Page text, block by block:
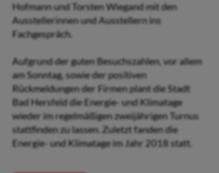
Hofmann und Torsten Wiegand mit den
Ausstellerinnen und Ausstellern ins
Fachgespräch.
Aufgrund der guten Besuchszahlen, vor allem
am Sonntag, sowie der positiven
Rückmeldungen der Firmen plant die Stadt
Bad Hersfeld die Energie- und Klimatage
wieder im regelmäßigen zweijährigen Turnus
stattfinden zu lassen. Zuletzt fanden die
Energie- und Klimatage im Jahr 2018 statt.